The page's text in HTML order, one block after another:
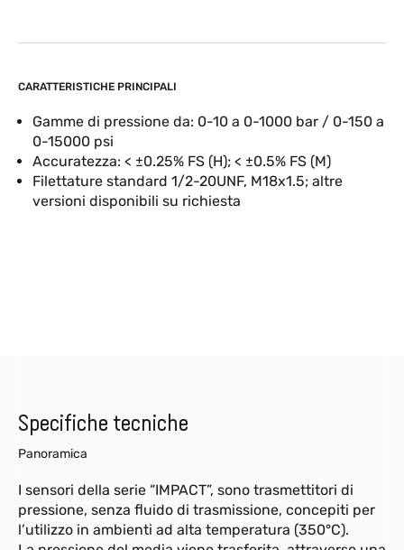
CARATTERISTICHE PRINCIPALI
Gamme di pressione da: 0-10 a 0-1000 bar / 0-150 a
0-15000 psi
Accuratezza: < ±0.25% FS (H); < ±0.5% FS (M)
Filettature standard 1/2-20UNF, M18x1.5; altre
versioni disponibili su richiesta
Specifiche tecniche
Panoramica
I sensori della serie “IMPACT”, sono trasmettitori di
pressione, senza fluido di trasmissione, concepiti per
l’utilizzo in ambienti ad alta temperatura (350°C).